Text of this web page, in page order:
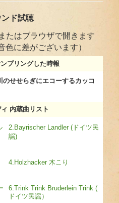
ド試聴
はブラウザで開きます
に差がございます）
プリングした時報
せせらぎにエコーするカッコ
内蔵曲リスト
2.Bayrischer Landler (ドイツ民
謡)
4.Holzhacker 木こり
6.Trink Trink Bruderlein Trink (
ドイツ民謡）